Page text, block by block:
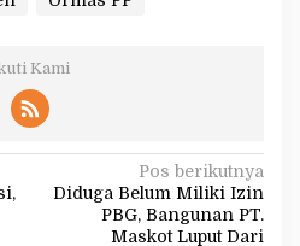
Kami
Pos berikutnya
Diduga Belum Miliki Izin
PBG, Bangunan PT.
Maskot Luput Dari